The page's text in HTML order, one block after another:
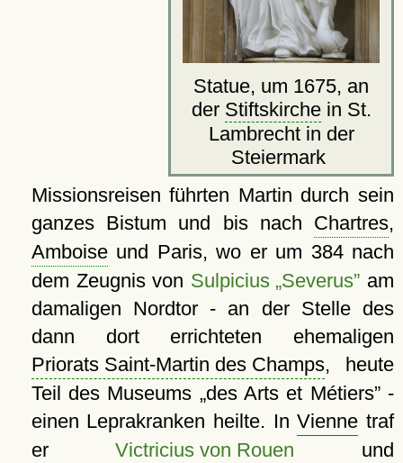
Statue, um 1675, an
der Stiftskirchein St.
Lambrecht in der
Steiermark
Missionsreisen führten Martin durch sein
ganzes Bistum und bis nach Chartres,
Amboiseund Paris, wo er um 384 nach
dem Zeugnis von Sulpicius „Severus” am
damaligen Nordtor - an der Stelle des
dann dort errichteten ehemaligen
Priorats Saint-Martin des Champs, heute
Teil des Museums
des Arts et Métiers -
einen Leprakranken heilte. InVienne traf
erVictricius von Rouen und